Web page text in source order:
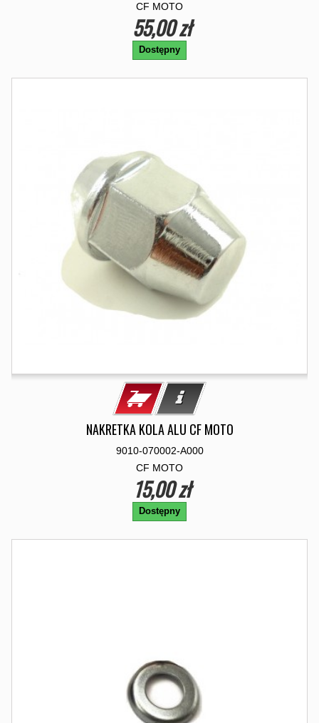
CF MOTO
55,00 zł
Dostępny
NAKRETKA KOLA ALU CF MOTO
9010-070002-A000
CF MOTO
15,00 zł
Dostępny